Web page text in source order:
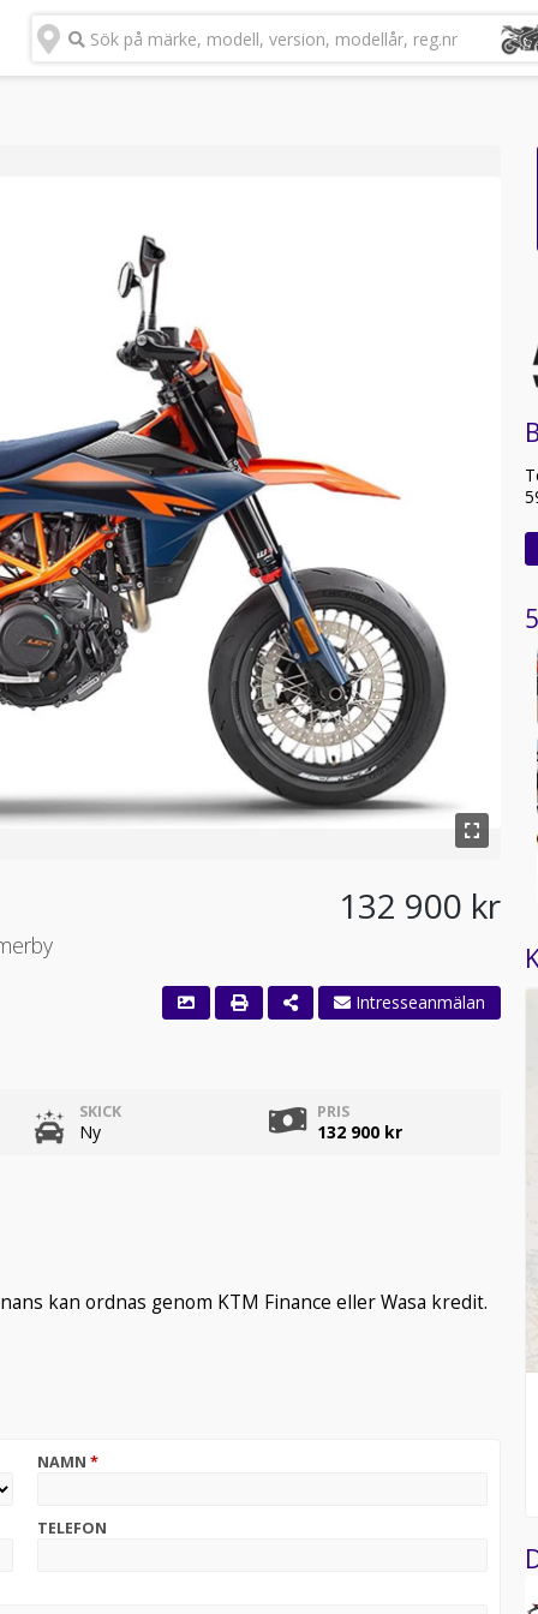
Sök på märke, modell, version, modellår, reg.nr
132 900 kr
Intresseanmälan
SKICK
Ny
PRIS
132 900 kr
kan ordnas genom KTM Finance eller Wasa kredit.
NAMN *
TELEFON